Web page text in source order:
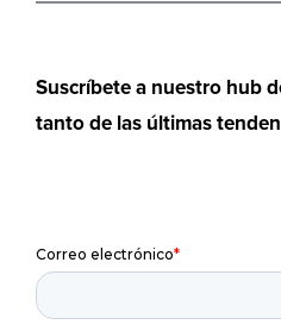
Suscríbete a nuestro hub
tanto de las últimas